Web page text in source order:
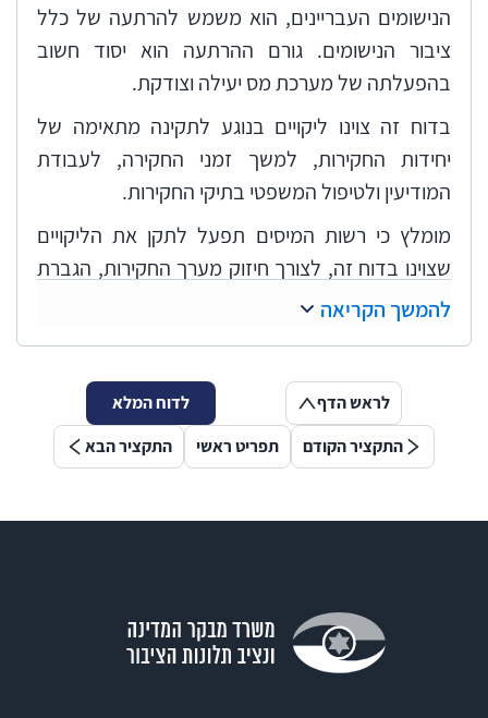
הנישומים העבריינים, הוא משמש להרתעה של כלל
ציבור הנישומים. גורם ההרתעה הוא יסוד חשוב
בהפעלתה של מערכת מס יעילה וצודקת.
בדוח זה צוינו ליקויים בנוגע לתקינה מתאימה של
יחידות החקירות, למשך זמני החקירה, לעבודת
המודיעין ולטיפול המשפטי בתיקי החקירות.
מומלץ כי רשות המיסים תפעל לתקן את הליקויים
שצוינו בדוח זה, לצורך חיזוק מערך החקירות, הגברת
ההרתעה, גביית מס אמת וחיזוק המאבק בפשיעה
להמשך הקריאה
לראש הדף
לדוח המלא
התקציר הקודם
תפריט ראשי התקציר הבא